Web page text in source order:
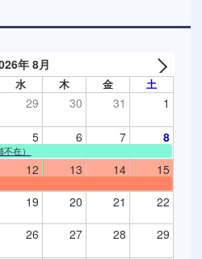
年 8月
水 木 金 土
29 30 31 1
5 6 7 8
在）
12 13 14 15
19 20 21 22
26 27 28 29